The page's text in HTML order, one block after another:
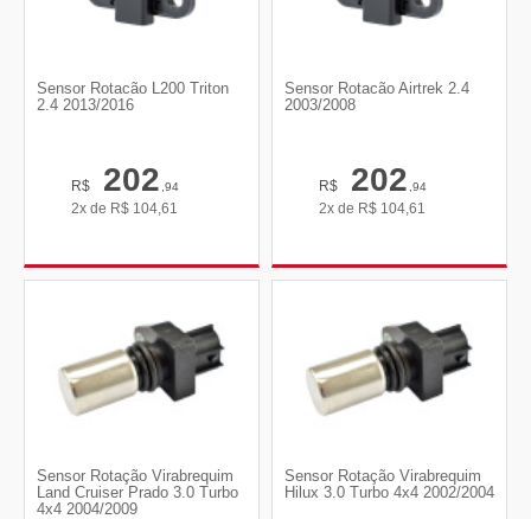
Sensor Rotacão L200 Triton
2.4 2013/2016
R$ 202,94
2x de R$ 104,61
Sensor Rotacão Airtrek 2.4
2003/2008
R$ 202,94
2x de R$ 104,61
Sensor Rotação Virabrequim
Land Cruiser Prado 3.0 Turbo
4x4 2004/2009
Sensor Rotação Virabrequim
Hilux 3.0 Turbo 4x4 2002/2004